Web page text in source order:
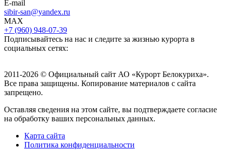
E-mail
sibir-san@yandex.ru
MAX
+7 (960) 948-07-39
Подписывайтесь на нас и следите за жизнью курорта в
социальных сетях:
2011-2026 © Официальный сайт АО «Курорт Белокуриха».
Все права защищены. Копирование материалов с сайта
запрещено.
Оставляя сведения на этом сайте, вы подтверждаете согласие
на обработку ваших персональных данных.
Карта сайта
Политика конфиденциальности